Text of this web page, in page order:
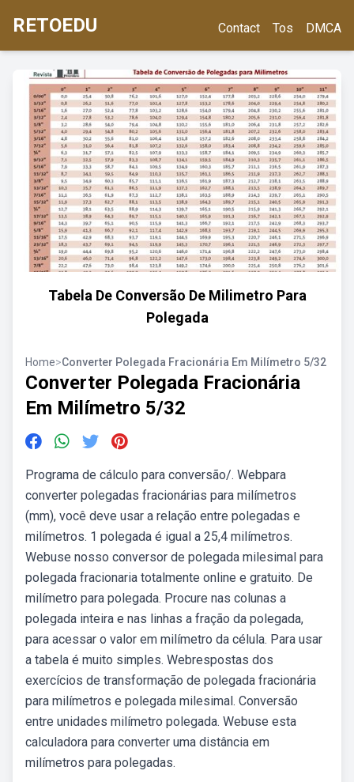
RETOEDU Contact Tos DMCA
Tabela De Conversão De Milimetro Para
Polegada
Home>Converter Polegada Fracionária Em Milímetro 5/32
Converter Polegada Fracionária
Em Milímetro 5/32
Programa de cálculo para conversão/. Webpara
converter polegadas fracionárias para milímetros
(mm), você deve usar a relação entre polegadas e
milímetros. 1 polegada é igual a 25,4 milímetros.
Webuse nosso conversor de polegada milesimal para
polegada fracionaria totalmente online e gratuito. De
milímetro para polegada. Procure nas colunas a
polegada inteira e nas linhas a fração da polegada,
para acessar o valor em milímetro da célula. Para usar
a tabela é muito simples. Webrespostas dos
exercícios de transformação de polegada fracionária
para milímetros e polegada milesimal. Conversão
entre unidades milímetro polegada. Webuse esta
calculadora para converter uma distância em
milímetros para polegadas.